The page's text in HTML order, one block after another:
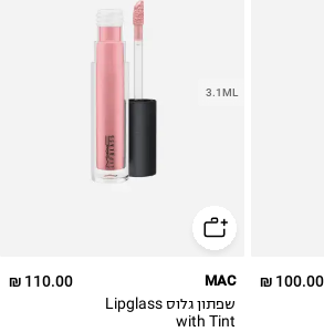
100.00 ₪
3.1ML
110.00 ₪ MAC
שפתון גלוס Lipglass
with Tint